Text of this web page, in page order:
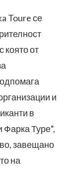
Toure се
която от
и
в
Туре“,
завещано
на